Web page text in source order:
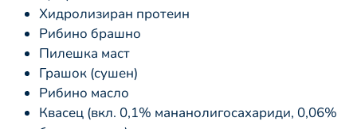
Хидролизиран протеин
Рибино брашно
Пилешка маст
Грашок (сушен)
Рибино масло
Квасец (вкл. 0,1% мананолигосахариди, 0,06%